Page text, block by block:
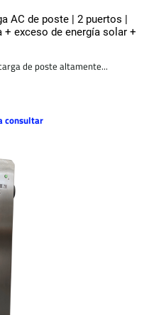
AC de poste | 2 puertos |
exceso de energía solar +
de poste altamente...
consultar